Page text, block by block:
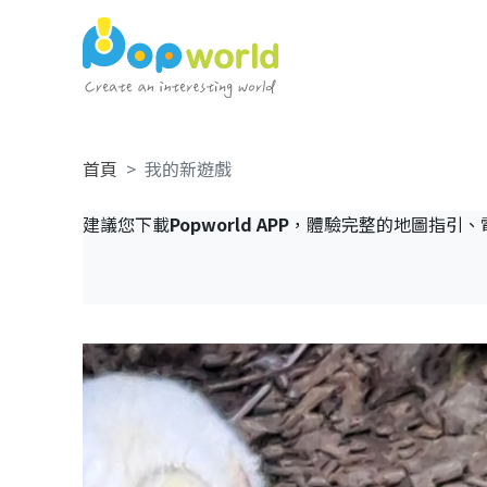
首頁 我的新遊戲
建議您下載Popworld APP，體驗完整的地圖指引